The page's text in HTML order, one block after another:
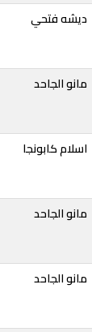
ديشه فتحي
مانو الجاحد
اسلام كابونجا
مانو الجاحد
مانو الجاحد